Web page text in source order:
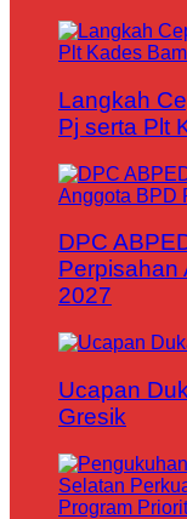
Langkah
Pj serta Plt
DPC
Perpisahan
2027
Ucapan
Gresik